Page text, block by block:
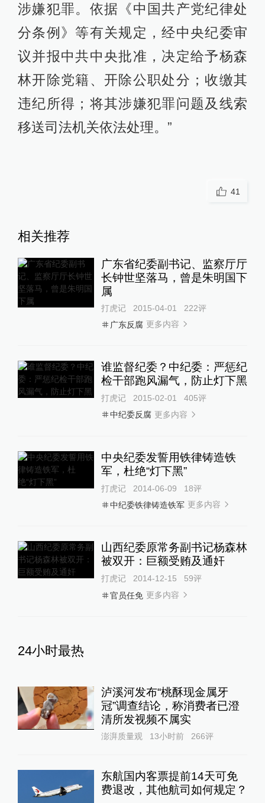
涉嫌犯罪。依据《中国共产党纪律处
分条例》等有关规定，经中央纪委审
议并报中共中央批准，决定给予杨森
林开除党籍、开除公职处分；收缴其
违纪所得；将其涉嫌犯罪问题及线索
移送司法机关依法处理。”
41
相关推荐
广东省纪委副书记、监察厅厅
长钟世坚落马，曾是朱明国下
属
打虎记 2015-04-01 222评
广东反腐 更多内容
谁监督纪委？中纪委：严惩纪
检干部跑风漏气，防止灯下黑
打虎记 2015-02-01 405评
中纪委反腐 更多内容
中央纪委发誓用铁律铸造铁
军，杜绝“灯下黑”
打虎记 2014-06-09 18评
中纪委铁律铸造铁军 更多内容
山西纪委原常务副书记杨森林
被双开：巨额受贿及通奸
打虎记 2014-12-15 59评
官员任免 更多内容
24小时最热
泸溪河发布“桃酥现金属牙
冠”调查结论，称消费者已澄
清所发视频不属实
澎湃质量观 13小时前 266评
东航国内客票提前14天可免
费退改，其他航司如何规定？